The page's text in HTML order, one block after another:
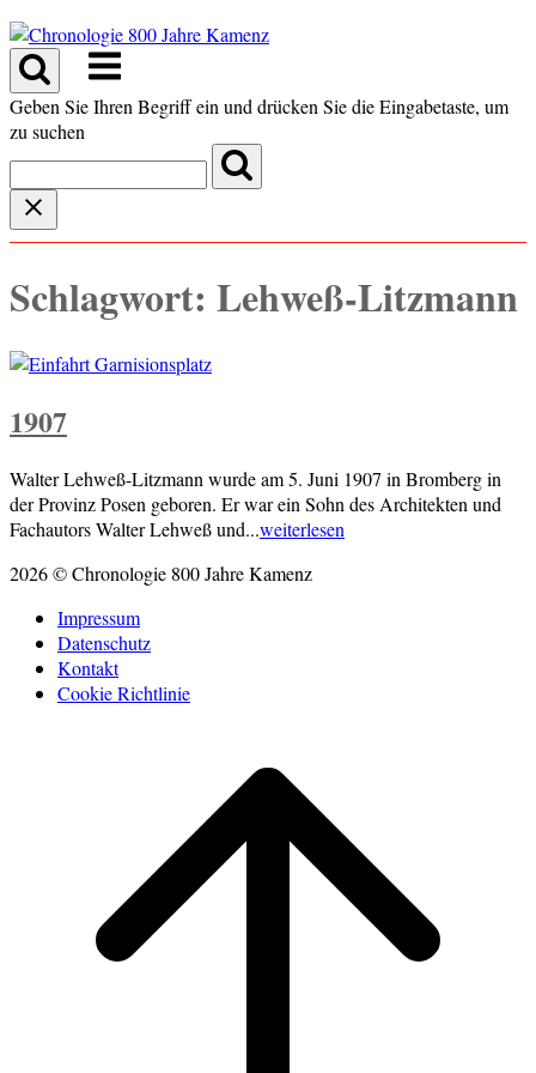
Skip
to
content
Menu
Geben Sie Ihren Begriff ein und drücken Sie die Eingabetaste, um
zu suchen
Schlagwort: Lehweß-Litzmann
1907
Walter Lehweß-Litzmann wurde am 5. Juni 1907 in Bromberg in
der Provinz Posen geboren. Er war ein Sohn des Architekten und
Fachautors Walter Lehweß und...weiterlesen
2026 © Chronologie 800 Jahre Kamenz
Impressum
Datenschutz
Kontakt
Cookie Richtlinie